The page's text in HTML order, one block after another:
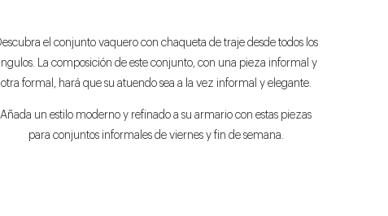
el conjunto vaquero con chaqueta de traje desde todos los
La composición de este conjunto, con una pieza informal y
otra formal, hará que su atuendo sea a la vez informal y elegante.
Añada un estilo moderno y refinado a su armario con estas piezas
para conjuntos informales de viernes y fin de semana.